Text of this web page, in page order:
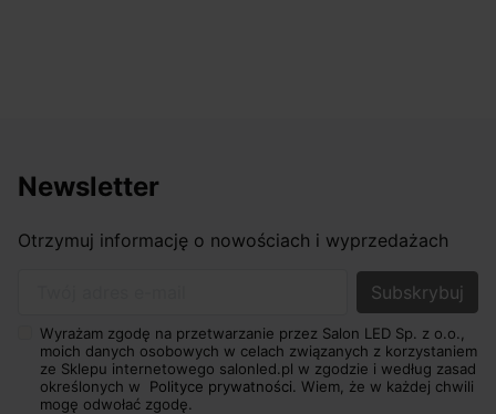
Newsletter
Otrzymuj informację o nowościach i wyprzedażach
Wyrażam zgodę na przetwarzanie przez Salon LED Sp. z o.o.,
moich danych osobowych w celach związanych z korzystaniem
ze Sklepu internetowego salonled.pl w zgodzie i według zasad
określonych w Polityce prywatności. Wiem, że w każdej chwili
mogę odwołać zgodę.